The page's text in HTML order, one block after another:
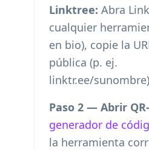
Linktree: Abra
cualquier
en bio), copie la
pública (p. ej.
linktr.ee/
Paso 2 — Abrir
generador de
la herramienta